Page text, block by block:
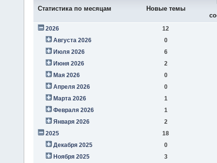
Статистика по месяцам Новые темы
2026
12
Августа 2026
0
Июля 2026
6
Июня 2026
2
Мая 2026
0
Апреля 2026
0
Марта 2026
1
Февраля 2026
1
Января 2026
2
2025
18
Декабря 2025
0
Ноября 2025
3